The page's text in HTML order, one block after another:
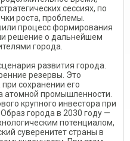
сессиях, по
роста, проблемы.
процесс формирования
решение о дальнейшем
города.
развития города.
резервы. Это
сохранении его
атомной промышленности.
крупного инвестора при
города в 2030 году —
потенциалом,
суверенитет страны в